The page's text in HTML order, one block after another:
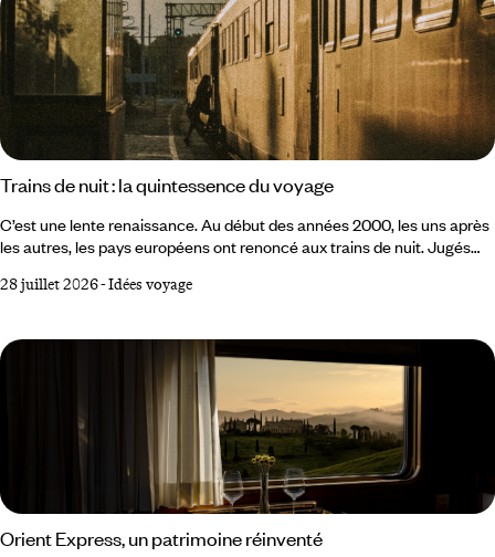
Trains de nuit : la quintessence du voyage
C’est une lente renaissance. Au début des années 2000, les uns après
les autres, les pays européens ont renoncé aux trains de nuit. Jugés
et du TGV, ils semblaient condamnés à disparaître. Dans l’imaginaire
mouvement s’est inversé et il apparaît aujourd’hui comme le moyen de
transport le plus adapté aux enjeux de mobilité actuels et futurs.
28 juillet 2026-Idées voyage
Orient Express, un patrimoine réinventé